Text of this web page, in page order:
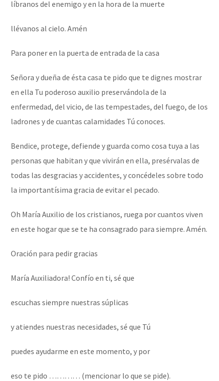
líbranos del enemigo y en la hora de la muerte
llévanos al cielo. Amén
Para poner en la puerta de entrada de la casa
Señora y dueña de ésta casa te pido que te dignes mostrar
en ella Tu poderoso auxilio preservándola de la
enfermedad, del vicio, de las tempestades, del fuego, de los
ladrones y de cuantas calamidades Tú conoces.
Bendice, protege, defiende y guarda como cosa tuya a las
personas que habitan y que vivirán en ella, presérvalas de
todas las desgracias y accidentes, y concédeles sobre todo
la importantísima gracia de evitar el pecado.
Oh María Auxilio de los cristianos, ruega por cuantos viven
en este hogar que se te ha consagrado para siempre. Amén.
Oración para pedir gracias
María Auxiliadora! Confío en ti, sé que
escuchas siempre nuestras súplicas
y atiendes nuestras necesidades, sé que Tú
puedes ayudarme en este momento, y por
eso te pido ………… (mencionar lo que se pide).